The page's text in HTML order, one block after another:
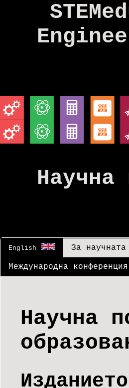
Научна
English За научната
Международна конференция
Научна